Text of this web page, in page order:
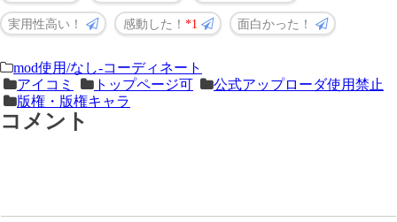
実用性高い！ 感動した！ 1 面白かった！
＜
次
の
前
の
記
mod使用/なし-コーディネート
アイコミ
トップページ可
公式アップローダ使用禁止
版権・版権キャラ
コメント